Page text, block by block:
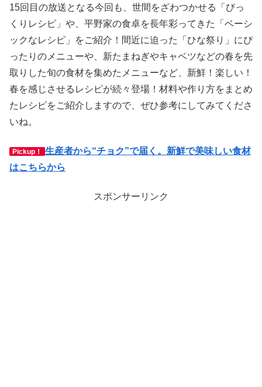
15回目の放送となる今回も、世間をざわつかせる「びっ
くりレシピ」や、平野家の食卓を長年彩ってきた「ベーシ
ックなレシピ」をご紹介！間近に迫った「ひな祭り」にぴ
ったりのメニューや、新たまねぎやキャベツなどの春を先
取りした旬の食材を集めたメニューなど、新鮮！楽しい！
春を感じさせるレシピが続々登場！材料や作り方をまとめ
たレシピをご紹介しますので、ぜひ参考にしてみてくださ
いね。
Pickup！
生産者から“チョク”で届く。新鮮で美味しい食材
はこちらから
スポンサーリンク